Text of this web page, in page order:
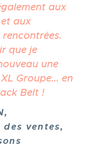
aux
aux
que je
une
Groupe... en
Belt !
ventes,